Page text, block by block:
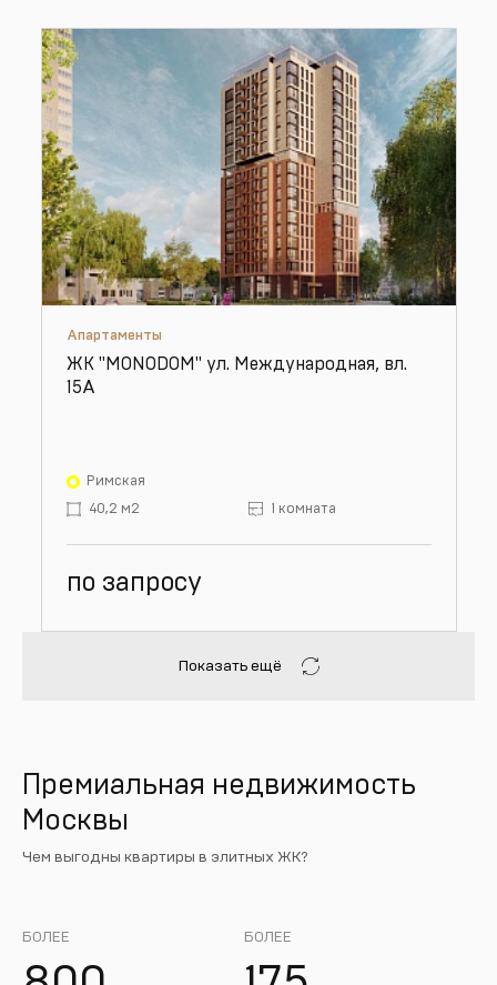
Апартаменты
ЖК "MONODOM" ул. Международная, вл.
15А
Римская
40,2 м2
1 комната
по запросу
Показать ещё
Премиальная недвижимость
Москвы
Чем выгодны квартиры в элитных ЖК?
БОЛЕЕ БОЛЕЕ